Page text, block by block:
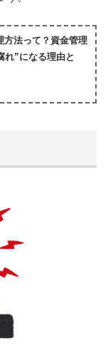
方法って？資金管理
れ”になる理由と